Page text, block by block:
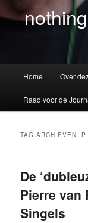
Home Over
Raad voor de
TAG ARCHIEVEN:
De
Pierre van
Singels